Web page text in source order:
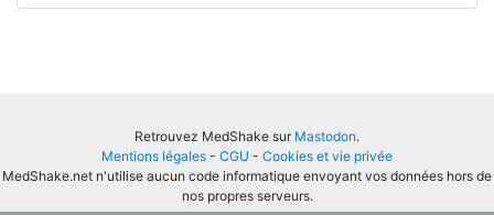
Retrouvez MedShake sur Mastodon.
Mentions légales - CGU - Cookies et vie privée
MedShake.net n'utilise aucun code informatique envoyant vos données hors de
nos propres serveurs.